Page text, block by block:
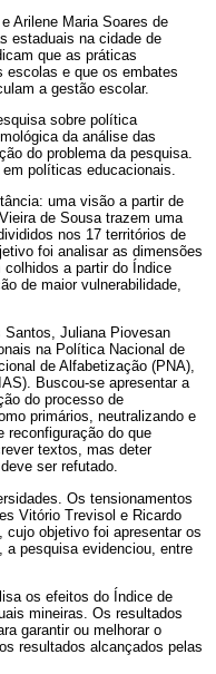
Arilene Maria Soares de
estaduais na cidade de
que as práticas
escolas e que os embates
a gestão escolar.
sobre política
da análise das
do problema da pesquisa.
políticas educacionais.
uma visão a partir de
de Sousa trazem uma
nos 17 territórios de
foi analisar as dimensões
a partir do Índice
de maior vulnerabilidade,
Juliana Piovesan
na Política Nacional de
de Alfabetização (PNA),
Buscou-se apresentar a
do processo de
primários, neutralizando e
reconfiguração do que
textos, mas deter
ser refutado.
Os tensionamentos
Vitório Trevisol e Ricardo
cujo objetivo foi apresentar os
a pesquisa evidenciou, entre
os efeitos do Índice de
mineiras. Os resultados
garantir ou melhorar o
resultados alcançados pelas